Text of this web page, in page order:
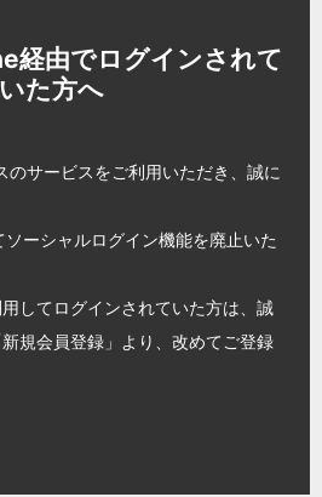
経由でログインされて
いた方へ
のサービスをご利用いただき、誠に
ーシャルログイン機能を廃止いた
してログインされていた方は、誠
規会員登録」より、改めてご登録